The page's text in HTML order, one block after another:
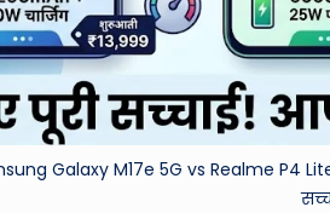
Galaxy M17e 5G vs Realme P4